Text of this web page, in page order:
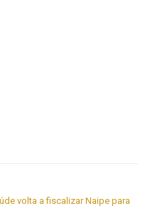
volta a fiscalizar Naipe para